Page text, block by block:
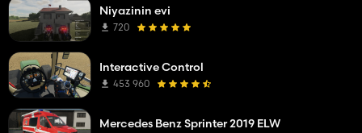
Niyazinin evi
720
Interactive Control
453 960
Mercedes Benz Sprinter 2019 ELW